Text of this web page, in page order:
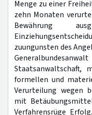
Menge zu einer
zehn Monaten
Bewährung
zuungunsten des
Staatsanwaltschaft,
formellen und
Verurteilung wegen
mit
Verfahrensrüge